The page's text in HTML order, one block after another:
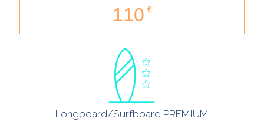
110 €
Longboard/Surfboard PREMIUM